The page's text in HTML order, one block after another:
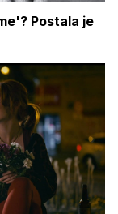
Postala je